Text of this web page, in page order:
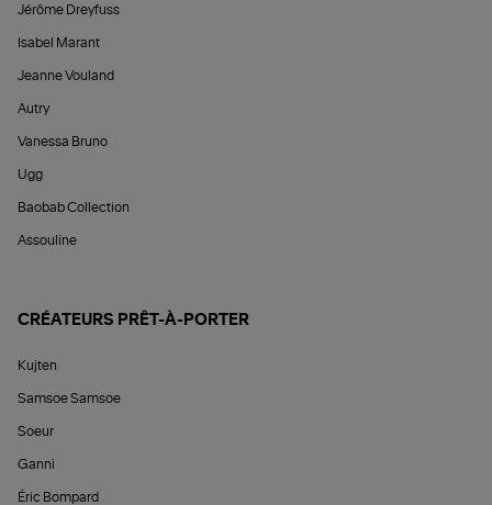
Jérôme Dreyfuss
Isabel Marant
Jeanne Vouland
Autry
Vanessa Bruno
Ugg
Baobab Collection
Assouline
CRÉATEURS PRÊT-À-PORTER
Kujten
Samsoe Samsoe
Soeur
Ganni
Éric Bompard